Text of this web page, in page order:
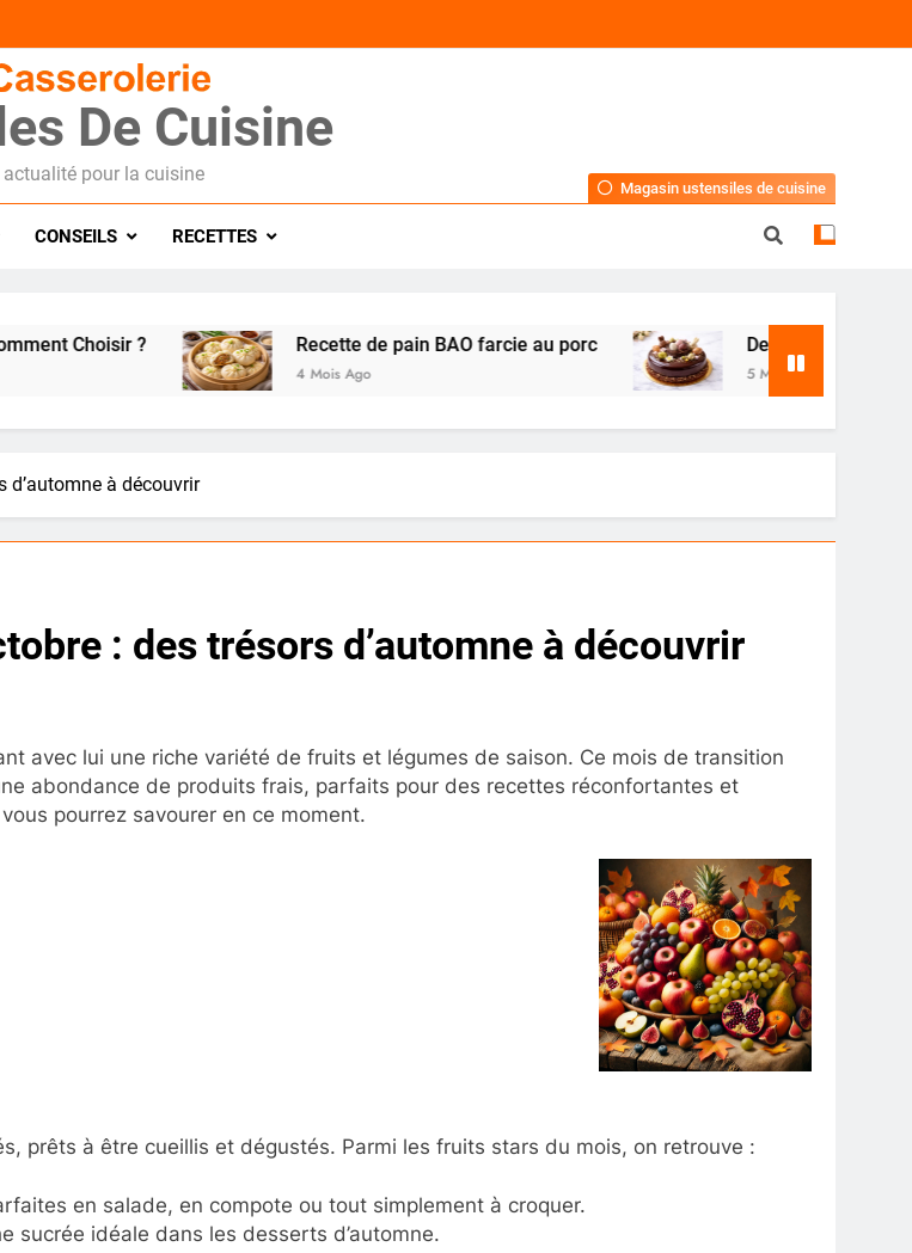
De Cuisine
actualité pour la cuisine
CONSEILS RECETTES
Magasin ustensiles de cuisine
? Recette de pain BAO farcie au porc
4 Mois Ago
Dessert de Pâques au
5 Mois Ago
d’automne à découvrir
: des trésors d’automne à découvrir
avec lui une riche variété de fruits et légumes de saison. Ce mois de transition
abondance de produits frais, parfaits pour des recettes réconfortantes et
pourrez savourer en ce moment.
prêts à être cueillis et dégustés. Parmi les fruits stars du mois, on retrouve :
en salade, en compote ou tout simplement à croquer.
idéale dans les desserts d’automne.